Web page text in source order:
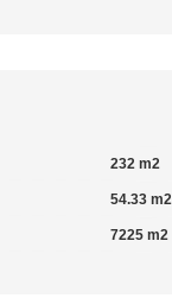
232 m2
54.33 m2
7225 m2